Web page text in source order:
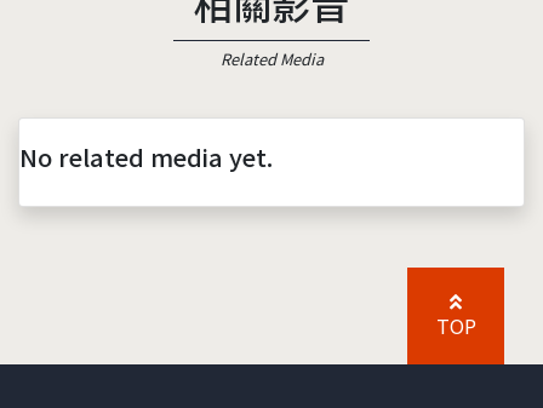
Related Media
No related media yet.
TOP